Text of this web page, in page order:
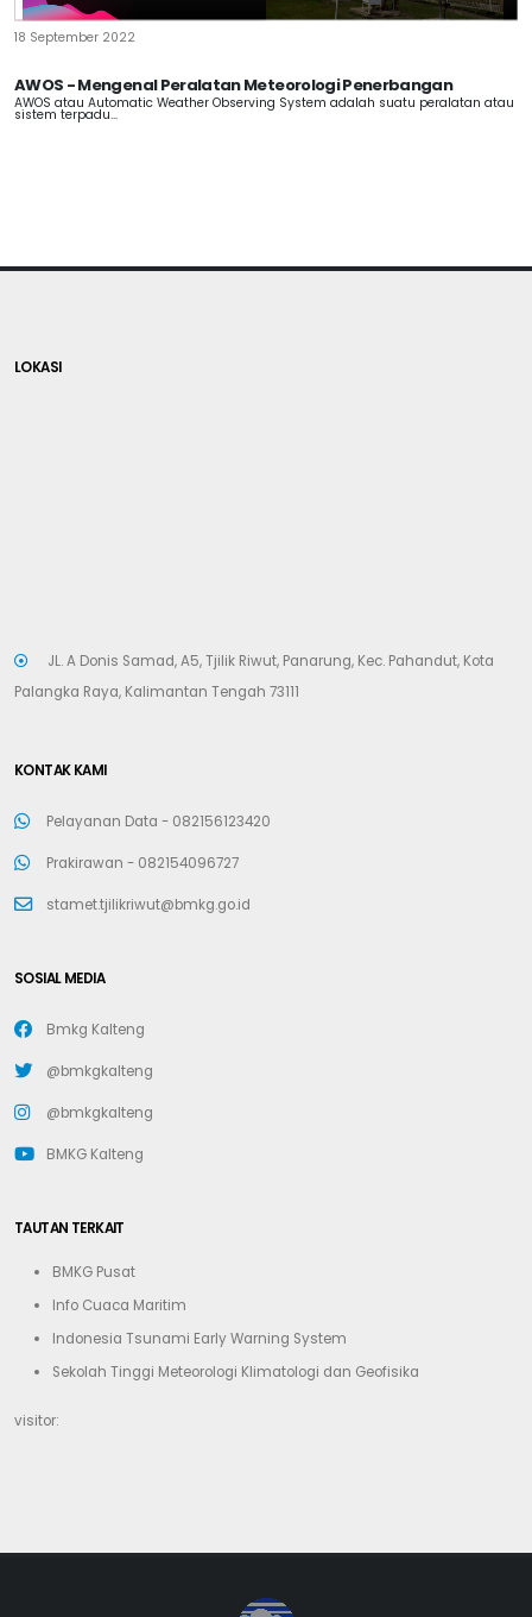
18 September 2022
AWOS - Mengenal Peralatan Meteorologi Penerbangan
AWOS atau Automatic Weather Observing System adalah suatu peralatan atau
sistem terpadu...
LOKASI
JL. A Donis Samad, A5, Tjilik Riwut, Panarung, Kec. Pahandut, Kota
Palangka Raya, Kalimantan Tengah 73111
KONTAK KAMI
Pelayanan Data - 082156123420
Prakirawan - 082154096727
stamet.tjilikriwut@bmkg.go.id
SOSIAL MEDIA
Bmkg Kalteng
@bmkgkalteng
@bmkgkalteng
BMKG Kalteng
TAUTAN TERKAIT
BMKG Pusat
Info Cuaca Maritim
Indonesia Tsunami Early Warning System
Sekolah Tinggi Meteorologi Klimatologi dan Geofisika
visitor: